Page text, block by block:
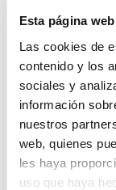
Esta página
Las cookies de
contenido y los
sociales y
información
nuestros
web, quienes
les haya
uso que haya